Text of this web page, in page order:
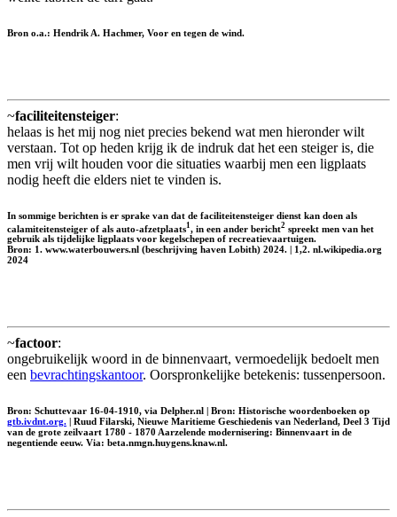
Bron o.a.: Hendrik A. Hachmer, Voor en tegen de wind.
~faciliteitensteiger:
helaas is het mij nog niet precies bekend wat men hieronder wilt
verstaan. Tot op heden krijg ik de indruk dat het een steiger is, die
men vrij wilt houden voor die situaties waarbij men een ligplaats
nodig heeft die elders niet te vinden is.
In sommige berichten is er sprake van dat de faciliteitensteiger dienst kan doen als
calamiteitensteiger of als auto-afzetplaats1 , in een ander bericht2 spreekt men van het
gebruik als tijdelijke ligplaats voor kegelschepen of recreatievaartuigen.
Bron: 1. www.waterbouwers.nl (beschrijving haven Lobith) 2024. | 1,2. nl.wikipedia.org
2024
~factoor:
ongebruikelijk woord in de binnenvaart, vermoedelijk bedoelt men
een bevrachtingskantoor. Oorspronkelijke betekenis: tussenpersoon.
Bron: Schuttevaar 16-04-1910, via Delpher.nl | Bron: Historische woordenboeken op
gtb.ivdnt.org. | Ruud Filarski, Nieuwe Maritieme Geschiedenis van Nederland, Deel 3 Tijd
van de grote zeilvaart 1780 - 1870 Aarzelende modernisering: Binnenvaart in de
negentiende eeuw. Via: beta.nmgn.huygens.knaw.nl.